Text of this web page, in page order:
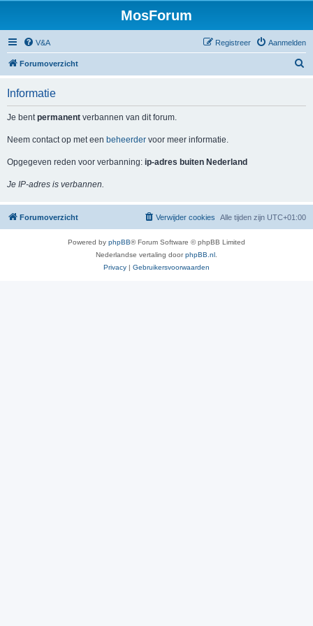
MosForum
V&A Aanmelden
Registreer
Forumoverzicht
Informatie
Je bentpermanent verbannen van dit forum.
Neem contact op met een beheerder voor meer informatie.
Opgegeven reden voor verbanning: ip-adres buiten Nederland
Je IP-adres is verbannen.
Forumoverzicht Alle tijden zijn UTC+01:00
Verwijder cookies
Powered by phpBB® Forum Software © phpBB Limited
Nederlandse vertaling doorphpBB.nl
Privacy | Gebruikersvoorwaarden